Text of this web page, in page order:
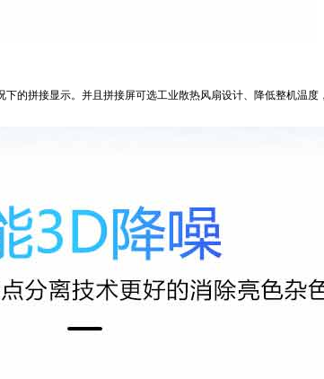
的拼接显示。并且拼接屏可选工业散热风扇设计、降低整机温度